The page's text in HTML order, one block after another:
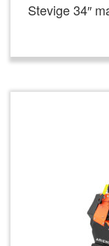
Stevige 34″